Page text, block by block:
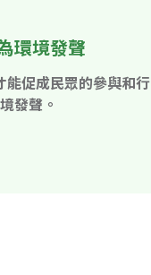
環境發聲
能促成民眾的參與和行
發聲。